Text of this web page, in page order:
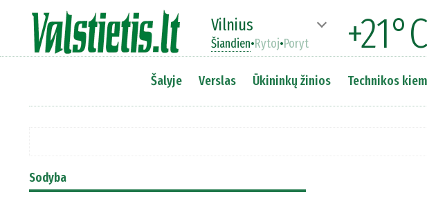
Vilnius +21°C
Šiandien•Rytoj•Poryt
Šalyje Verslas Ūkininkų žinios Technikos
Sodyba